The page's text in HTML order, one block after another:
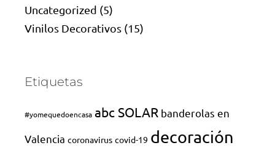
Uncategorized (5)
Vinilos Decorativos (15)
Etiquetas
#yomequedoencasa abc SOLAR banderolas en
Valencia coronavirus covid-19 decoración